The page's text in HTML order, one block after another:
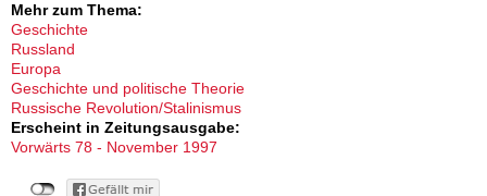
Mehr zum Thema:
Geschichte
Russland
Europa
Geschichte und politische Theorie
Russische Revolution/Stalinismus
Erscheint in Zeitungsausgabe:
Vorwärts 78 - November 1997